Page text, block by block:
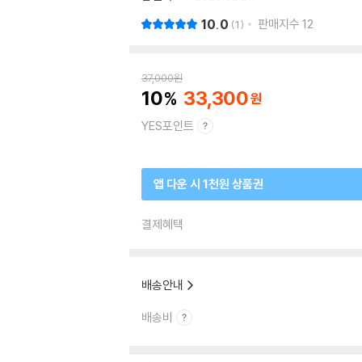
10.0 1 판매지수 12
37,000원
10 33,300
YES포인트
앱 다운 시 1천원 상품권
결제혜택
배송안내
배송비